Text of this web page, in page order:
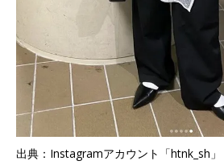
出典：Instagramアカウント「htnk_sh」